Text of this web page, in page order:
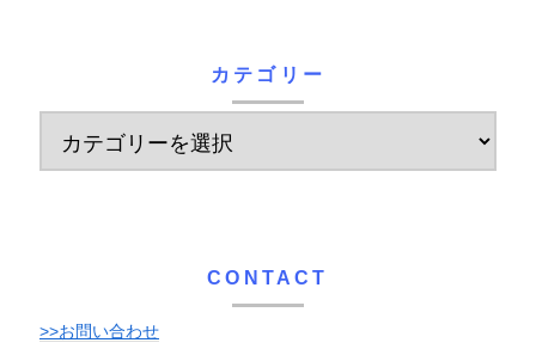
カテゴリー
CONTACT
>>お問い合わせ